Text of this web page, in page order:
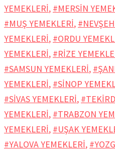
YEMEKLERİ, #MERSİN
#MUŞ YEMEKLERİ,
YEMEKLERİ, #ORDU
YEMEKLERİ, #RİZE
#SAMSUN YEMEKLERİ,
YEMEKLERİ, #SİNOP
#SİVAS YEMEKLERİ,
YEMEKLERİ, #TRABZON
YEMEKLERİ, #UŞAK
#YALOVA YEMEKLERİ,